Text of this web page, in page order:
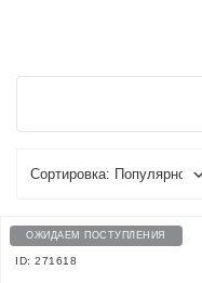
ОЖИДАЕМ ПОСТУПЛЕНИЯ
ID: 271618